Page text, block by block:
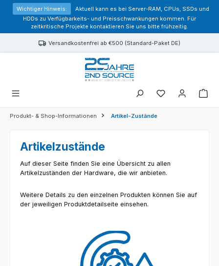
springen
Wichtiger Hinweis:
Aktuell kann es bei Server-RAM, CPUs, SSDs und
HDDs zu Verfügbarkeits- und Preisschwankungen kommen. Für
zeitkritische Projekte kontaktieren Sie uns bitte frühzeitig.
Versandkostenfrei ab €500 (Standard-Paket DE)
Sie haben 0
Produkt- & Shop-Informationen Artikel-Zustände
Artikelzustände
Auf dieser Seite finden Sie eine Übersicht zu allen
Artikelzuständen der Hardware, die wir anbieten.
Weitere Details zu den einzelnen Produkten können Sie auf
der jeweiligen Produktdetailseite einsehen.